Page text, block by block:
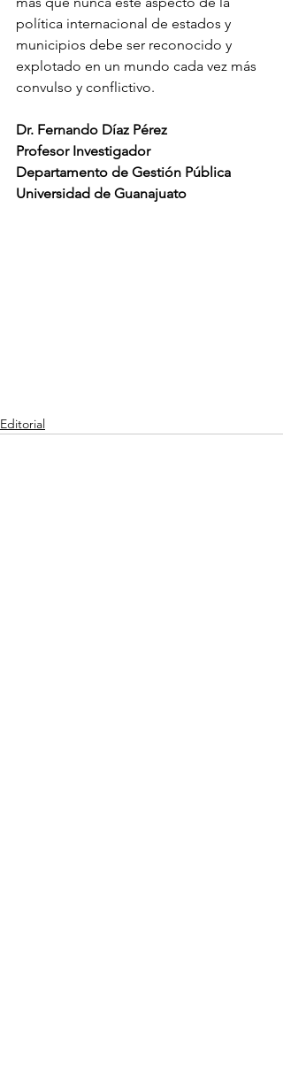
política internacional de estados y
municipios debe ser reconocido y
explotado en un mundo cada vez más
convulso y conflictivo.
Dr. Fernando Díaz Pérez
Profesor Investigador
Departamento de Gestión Pública
Universidad de Guanajuato
Editorial